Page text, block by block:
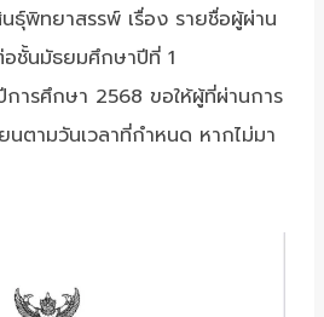
นธุ์พิทยาสรรพ์ เรื่อง รายชื่อผู้ผ่าน
อชั้นมัธยมศึกษาปีที่ 1
การศึกษา 2568 ขอให้ผู้ที่ผ่านการ
นตามวันเวลาที่กำหนด หากไม่มา